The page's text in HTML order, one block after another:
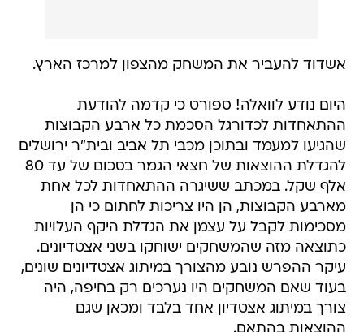
אשדוד להעביר את המשחק מהצפון למרכז הארץ.
היום נודע לוואלה! ספורט כי קדמה להודעת
ההתאחדות לכדורגל הסכמת כל ארבע הקבוצות
שהגיעו למעמד ובתוכן מכבי תל אביב ובית"ר ירושלים
להגדלת ההוצאות של חצאי הגמר בסכום של עד 80
אלף שקל. במכתב ששיגרה ההתאחדות לכל אחת
מארבע הקבוצות, הן היו צריכות לחתום כי הן
מסכימות לקבל על עצמן את הגדלת היקף העלויות
כתוצאה מזה שהמשחקים ישוחקו בשני אצטדיונים.
עיקר ההפרש נובע מהצורך במיתוג אצטדיונים שונים,
בעוד שאם המשחקים היו נערכים רק בחיפה, היה
צורך במיתוג אצטדיון אחד בלבד ומכאן שגם